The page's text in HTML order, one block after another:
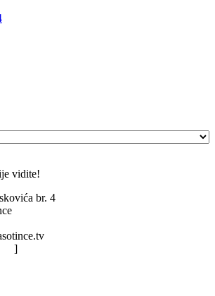
vidite!
br. 4
]